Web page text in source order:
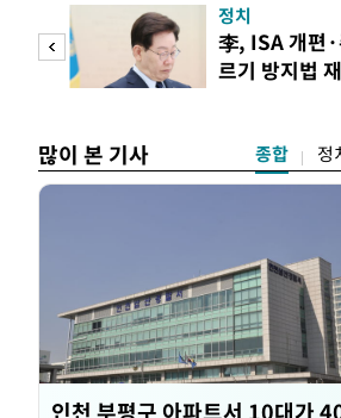
정치
李, ISA 개편
르기 방지법
많이 본 기사 종합 정
인천 부평구 아파트서 10대가